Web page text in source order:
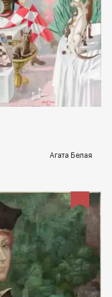
spb.rakovgallery.ru
Агата Белая